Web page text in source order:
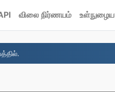
விலை நிர்ணயம் உள்நுழைய